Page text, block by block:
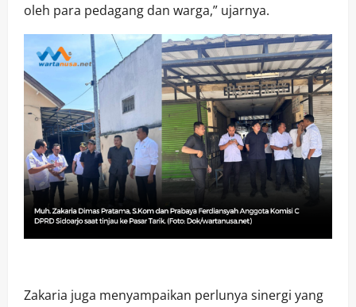
oleh para pedagang dan warga,” ujarnya.
Zakaria juga menyampaikan perlunya sinergi yang